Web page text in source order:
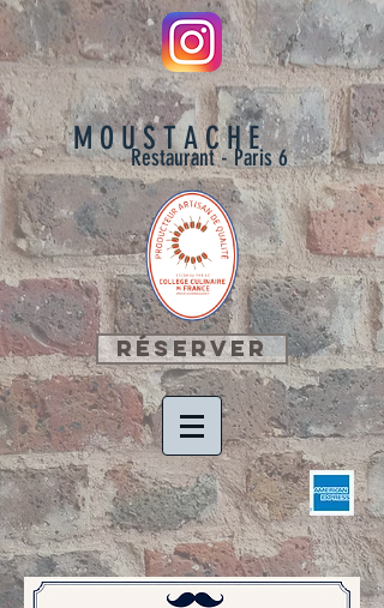
M O U S T A C H E
Restaurant - Paris 6
Réserver